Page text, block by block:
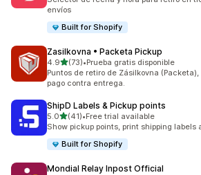
envíos
Built for Shopify
Zasilkovna • Packeta Pickup
4.9de 5 estrellas
(73)
73 reseñas en total
•Prueba gratis disponible
Puntos de retiro de Zásilkovna
pago contra entrega.
ShipD Labels & Pickup points
5.0de 5 estrellas
(41)
41 reseñas en total
•Free trial available
Show pickup points, print shipping labels
Built for Shopify
Mondial Relay Inpost Official